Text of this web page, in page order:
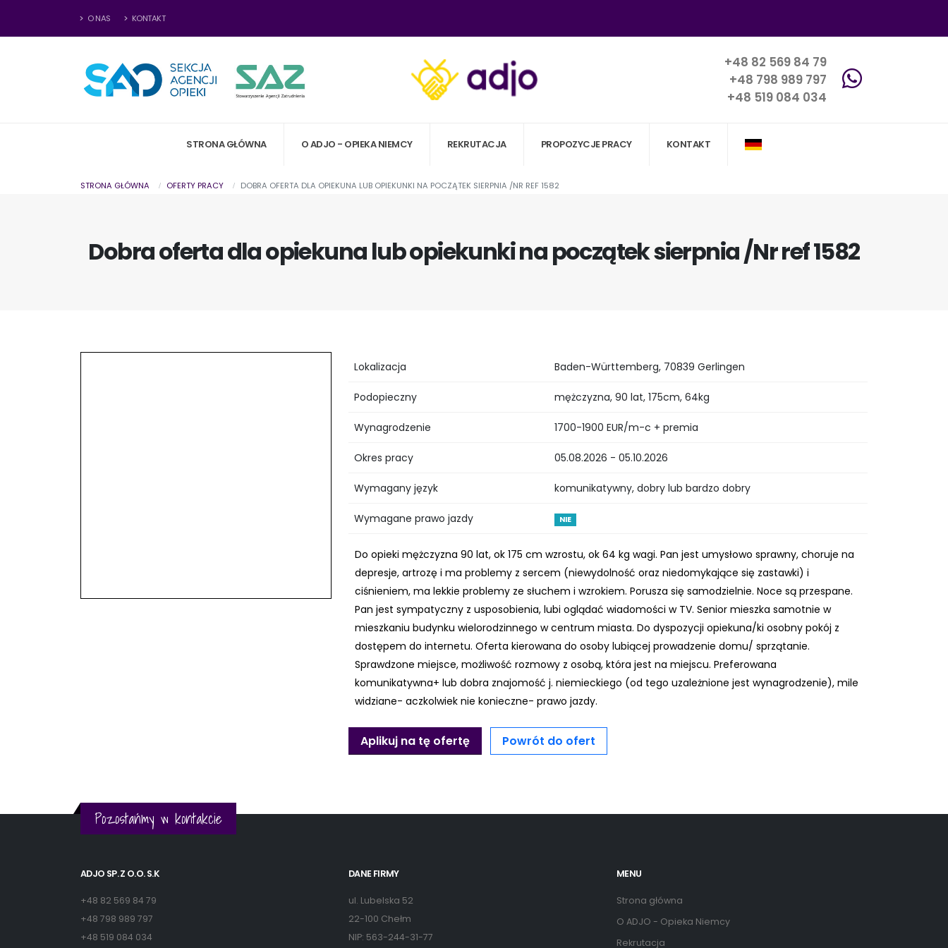
O NAS KONTAKT
+48 82 569 84 79
+48 798 989 797
+48 519 084 034
STRONA GŁÓWNA O ADJO - OPIEKA NIEMCY REKRUTACJA PROPOZYCJE PRACY KONTAKT
STRONA GŁÓWNA OFERTY PRACY DOBRA OFERTA DLA OPIEKUNA LUB OPIEKUNKI NA POCZĄTEK SIERPNIA /NR REF 1582
Dobra oferta dla opiekuna lub opiekunki na początek sierpnia /Nr ref 1582
Lokalizacja Baden-Württemberg, 70839 Gerlingen
Podopieczny mężczyzna, 90 lat, 175cm, 64kg
Wynagrodzenie 1700-1900 EUR/m-c + premia
Okres pracy 05.08.2026 - 05.10.2026
Wymagany język komunikatywny, dobry lub bardzo dobry
Wymagane prawo jazdy NIE
Do opieki mężczyzna 90 lat, ok 175 cm wzrostu, ok 64 kg wagi. Pan jest umysłowo sprawny, choruje na
depresje, artrozę i ma problemy z sercem (niewydolność oraz niedomykające się zastawki) i
ciśnieniem, ma lekkie problemy ze słuchem i wzrokiem. Porusza się samodzielnie. Noce są przespane.
Pan jest sympatyczny z usposobienia, lubi oglądać wiadomości w TV. Senior mieszka samotnie w
mieszkaniu budynku wielorodzinnego w centrum miasta. Do dyspozycji opiekuna/ki osobny pokój z
dostępem do internetu. Oferta kierowana do osoby lubiącej prowadzenie domu/ sprzątanie.
Sprawdzone miejsce, możliwość rozmowy z osobą, która jest na miejscu. Preferowana
komunikatywna+ lub dobra znajomość j. niemieckiego (od tego uzależnione jest wynagrodzenie), mile
widziane- aczkolwiek nie konieczne- prawo jazdy.
Aplikuj na tę ofertę Powrót do ofert
Pozostańmy w kontakcie
ADJO SP. Z O.O. S.K
+48 82 569 84 79
+48 798 989 797
+48 519 084 034
DANE FIRMY
ul. Lubelska 52
22-100 Chełm
NIP: 563-244-31-77
MENU
Strona główna
O ADJO - Opieka Niemcy
Rekrutacja